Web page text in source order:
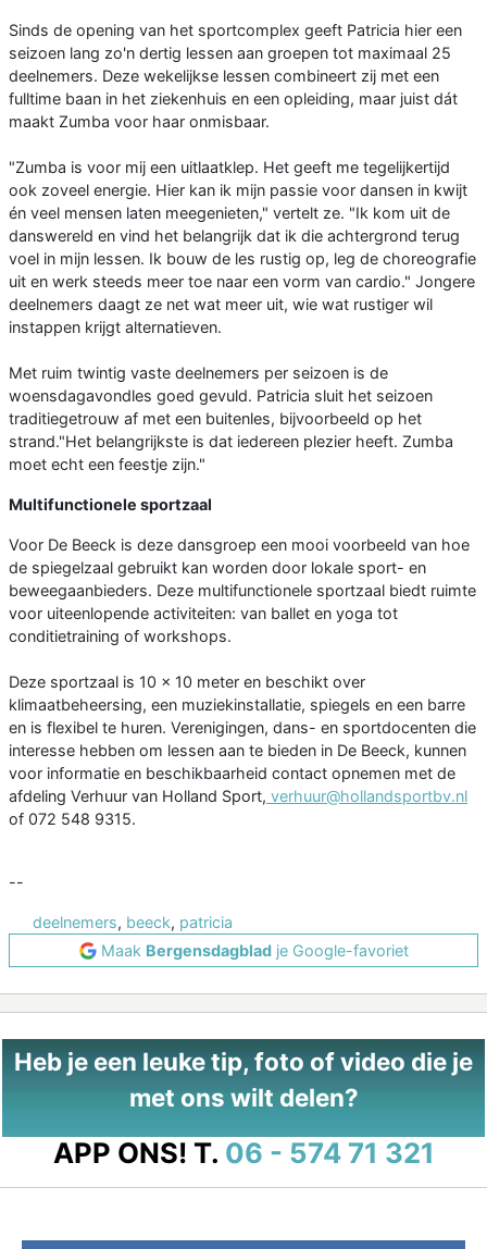
Sinds de opening van het sportcomplex geeft Patricia hier een
seizoen lang zo'n dertig lessen aan groepen tot maximaal 25
deelnemers. Deze wekelijkse lessen combineert zij met een
fulltime baan in het ziekenhuis en een opleiding, maar juist dát
maakt Zumba voor haar onmisbaar.
"Zumba is voor mij een uitlaatklep. Het geeft me tegelijkertijd
ook zoveel energie. Hier kan ik mijn passie voor dansen in kwijt
én veel mensen laten meegenieten," vertelt ze. "Ik kom uit de
danswereld en vind het belangrijk dat ik die achtergrond terug
voel in mijn lessen. Ik bouw de les rustig op, leg de choreografie
uit en werk steeds meer toe naar een vorm van cardio." Jongere
deelnemers daagt ze net wat meer uit, wie wat rustiger wil
instappen krijgt alternatieven.
Met ruim twintig vaste deelnemers per seizoen is de
woensdagavondles goed gevuld. Patricia sluit het seizoen
traditiegetrouw af met een buitenles, bijvoorbeeld op het
strand."Het belangrijkste is dat iedereen plezier heeft. Zumba
moet echt een feestje zijn."
Multifunctionele sportzaal
Voor De Beeck is deze dansgroep een mooi voorbeeld van hoe
de spiegelzaal gebruikt kan worden door lokale sport- en
beweegaanbieders. Deze multifunctionele sportzaal biedt ruimte
voor uiteenlopende activiteiten: van ballet en yoga tot
conditietraining of workshops.
Deze sportzaal is 10 x 10 meter en beschikt over
klimaatbeheersing, een muziekinstallatie, spiegels en een barre
en is flexibel te huren. Verenigingen, dans- en sportdocenten die
interesse hebben om lessen aan te bieden in De Beeck, kunnen
voor informatie en beschikbaarheid contact opnemen met de
afdeling Verhuur van Holland Sport, verhuur@hollandsportbv.nl
of 072 548 9315.
--
deelnemers, beeck, patricia
Maak Bergensdagbladje Google-favoriet
Heb je een leuke tip, foto of video die je
met ons wilt delen?
APP ONS! T. 06 - 574 71 321